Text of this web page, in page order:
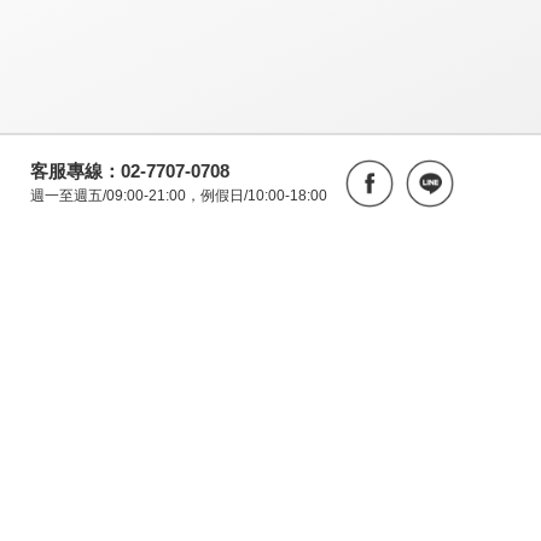
客服專線：02-7707-0708
週一至週五/09:00-21:00，例假日/10:00-18:00